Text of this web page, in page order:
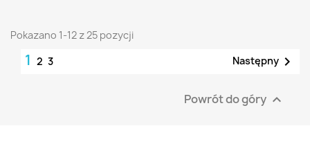
Pokazano 1-12 z 25 pozycji
1 2 3 Następny 
Powrót do góry 